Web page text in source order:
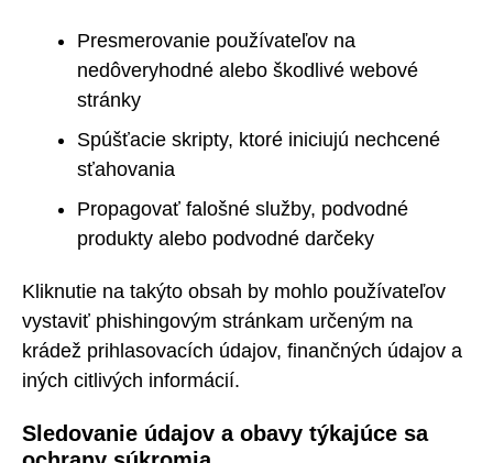
Presmerovanie používateľov na
nedôveryhodné alebo škodlivé webové
stránky
Spúšťacie skripty, ktoré iniciujú nechcené
sťahovania
Propagovať falošné služby, podvodné
produkty alebo podvodné darčeky
Kliknutie na takýto obsah by mohlo používateľov
vystaviť phishingovým stránkam určeným na
krádež prihlasovacích údajov, finančných údajov a
iných citlivých informácií.
Sledovanie údajov a obavy týkajúce sa